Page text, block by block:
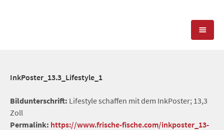
REFERENZEN
PRESSESERVICE
InkPoster_13.3_Lifestyle_1
Bildunterschrift: Lifestyle schaffen mit dem InkPoster; 13,3
Zoll
Permalink: https://www.frische-fische.com/inkposter_13-